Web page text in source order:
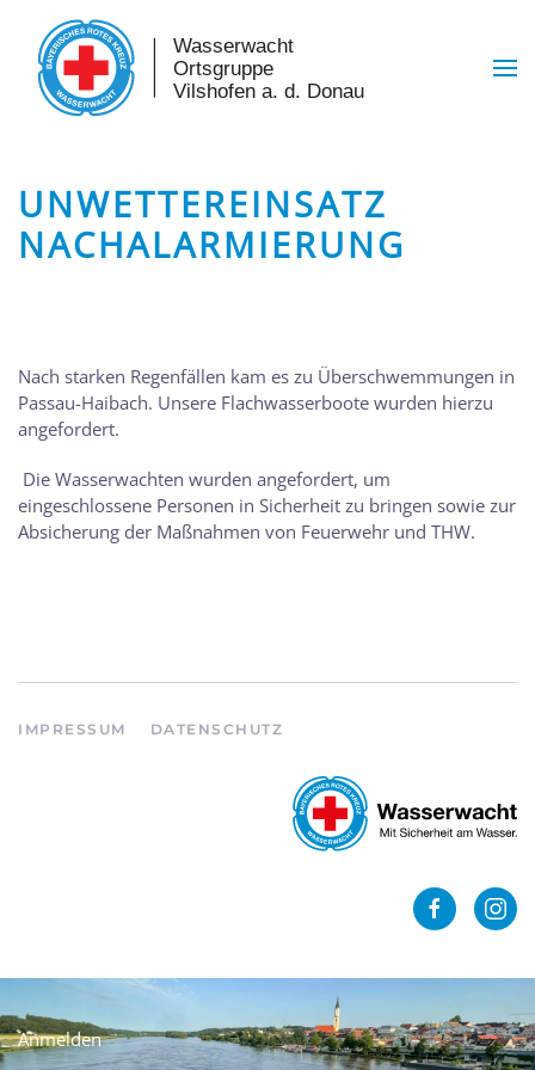
Skip to main content
UNWETTEREINSATZ
NACHALARMIERUNG
Nach starken Regenfällen kam es zu Überschwemmungen in
Passau-Haibach. Unsere Flachwasserboote wurden hierzu
angefordert.
Die Wasserwachten wurden angefordert, um
eingeschlossene Personen in Sicherheit zu bringen sowie zur
Absicherung der Maßnahmen von Feuerwehr und THW.
IMPRESSUM DATENSCHUTZ
Anmelden